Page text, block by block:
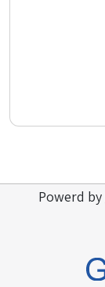
Powerd by